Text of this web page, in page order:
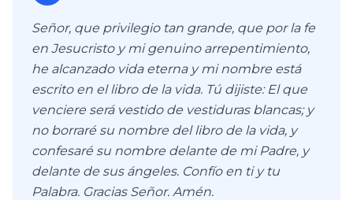
Señor, que privilegio tan grande, que por la fe
en Jesucristo y mi genuino arrepentimiento,
he alcanzado vida eterna y mi nombre está
escrito en el libro de la vida. Tú dijiste: El que
venciere será vestido de vestiduras blancas; y
no borraré su nombre del libro de la vida, y
confesaré su nombre delante de mi Padre, y
delante de sus ángeles. Confío en ti y tu
Palabra. Gracias Señor. Amén.